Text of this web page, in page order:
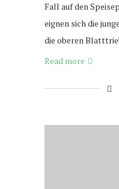
Fall auf den
eignen sich die
die oberen
Read more